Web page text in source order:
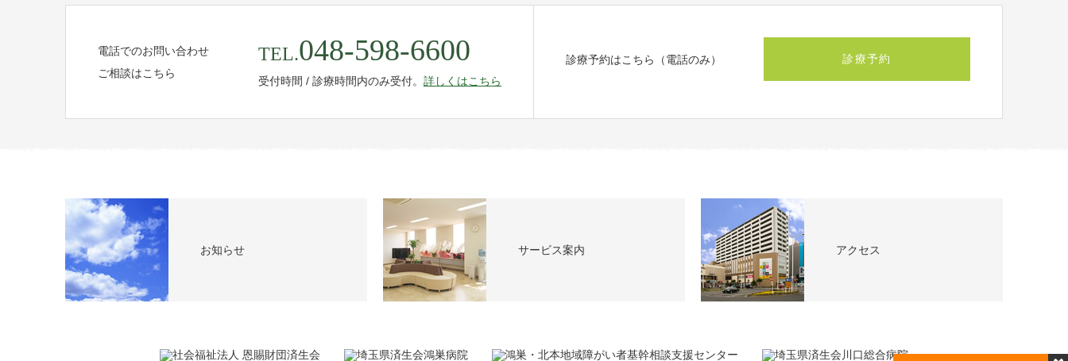
電話でのお問い合わせ
ご相談はこちら
TEL.048-598-6600
受付時間 / 診療時間内のみ受付。 詳しくはこちら
診療予約はこちら（電話のみ） 診療予約
お知らせ サービス案内 アクセス